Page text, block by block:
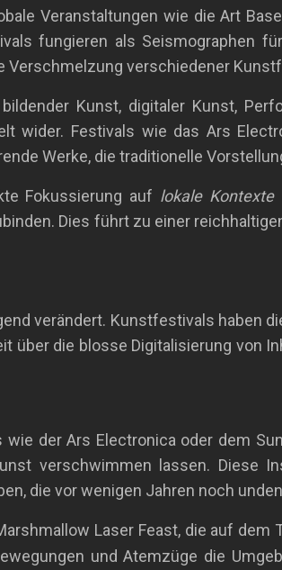
Veranstaltungen wie die Art
fungieren als Seismographen
Verschmelzung verschiedener
Kunst, digitaler Kunst,
wider. Festivals wie das Ars
Werke, die traditionelle
Fokussierung auf lokale Kontexte
Dies führt zu einer
verändert. Kunstfestivals haben
über die blosse Digitalisierung von
der Ars Electronica oder dem
verschwimmen lassen. Diese
die vor wenigen Jahren noch
Laser Feast, die auf dem
und Atemzüge die